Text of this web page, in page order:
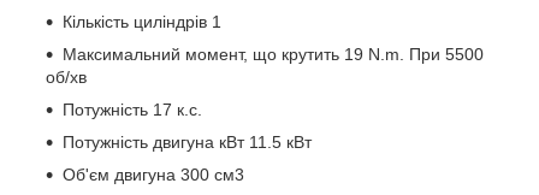
Кількість циліндрів 1
Максимальний момент, що крутить 19 N.m. При 5500
об/хв
Потужність 17 к.с.
Потужність двигуна кВт 11.5 кВт
Об'єм двигуна 300 см3